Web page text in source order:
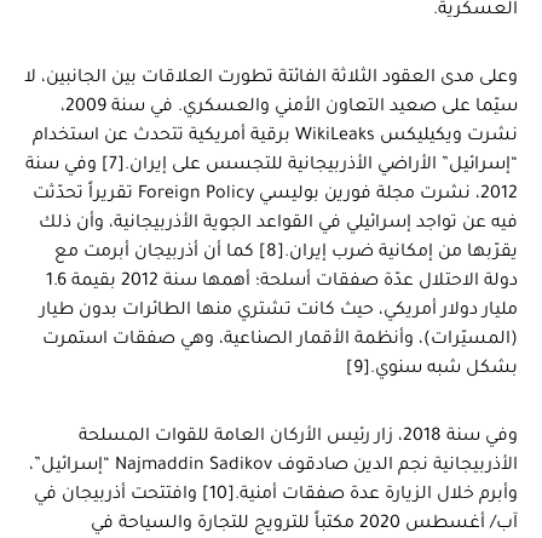
العسكرية.
وعلى مدى العقود الثلاثة الفائتة تطورت العلاقات بين الجانبين، لا
سيّما على صعيد التعاون الأمني والعسكري. في سنة 2009،
نشرت ويكيليكس WikiLeaks برقية أمريكية تتحدث عن استخدام
“إسرائيل” الأراضي الأذربيجانية للتجسس على إيران.[7] وفي سنة
2012، نشرت مجلة فورين بوليسي Foreign Policy تقريراً تحدّثت
فيه عن تواجد إسرائيلي في القواعد الجوية الأذربيجانية، وأن ذلك
يقرّبها من إمكانية ضرب إيران.[8] كما أن أذربيجان أبرمت مع
دولة الاحتلال عدّة صفقات أسلحة؛ أهمها سنة 2012 بقيمة 1.6
مليار دولار أمريكي، حيث كانت تشتري منها الطائرات بدون طيار
(المسيّرات)، وأنظمة الأقمار الصناعية، وهي صفقات استمرت
بشكل شبه سنوي.[9]
وفي سنة 2018، زار رئيس الأركان العامة للقوات المسلحة
الأذربيجانية نجم الدين صادقوف Najmaddin Sadikov “إسرائيل”،
وأبرم خلال الزيارة عدة صفقات أمنية.[10] وافتتحت أذربيجان في
آب/ أغسطس 2020 مكتباً للترويج للتجارة والسياحة في